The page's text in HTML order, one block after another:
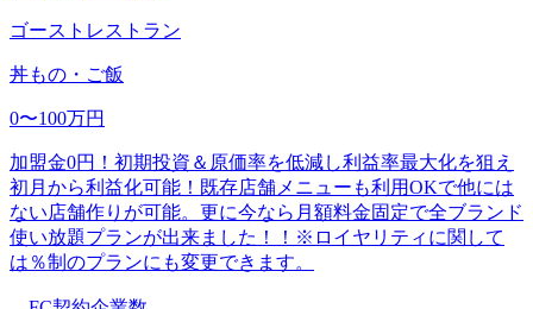
ゴーストレストラン
丼もの・ご飯
0〜100万円
加盟金0円！初期投資＆原価率を低減し利益率最大化を狙え
初月から利益化可能！既存店舗メニューも利用OKで他には
ない店舗作りが可能。更に今なら月額料金固定で全ブランド
使い放題プランが出来ました！！※ロイヤリティに関して
は％制のプランにも変更できます。